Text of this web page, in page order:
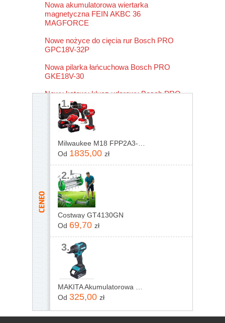
1.
Od 1835,00 zł
2.
Costway GT4130GN
Od 69,70 zł
3.
Od 325,00 zł
Nowa akumulatorowa wiertarka
magnetyczna FEIN AKBC 36
MAGFORCE
Nowe nożyce do cięcia rur Bosch PRO
GPC18V-32P
Nowa pilarka łańcuchowa Bosch PRO
GKE18V-30
Nowy kątowy klucz udarowy Bosch PRO
GRS18V-330